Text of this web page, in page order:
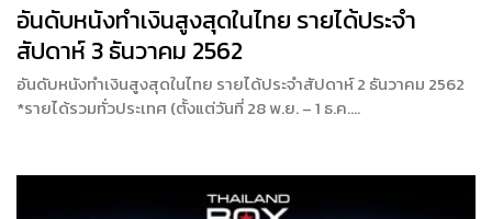
อันดับหนังทำเงินสูงสุดในไทย รายได้ประจำ
สัปดาห์ 3 ธันวาคม 2562
อันดับหนังทำเงินสูงสุดในไทย รายได้ประจำสัปดาห์ 2 ธันวาคม 2562
*รายได้รวมทั่วประเทศ (ตั้งแต่วันที่ 28 พ.ย. – 1 ธ.ค….